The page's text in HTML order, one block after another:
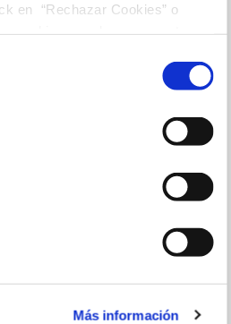
en “Rechazar Cookies” o
Más información